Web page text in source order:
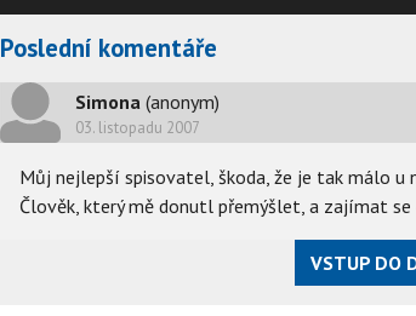
Poslední komentáře
Simona (anonym)
03. listopadu 2007
Můj nejlepší spisovatel, škoda, že je tak málo u
Člověk, který mě donutl přemýšlet, a zajímat
VSTUP DO